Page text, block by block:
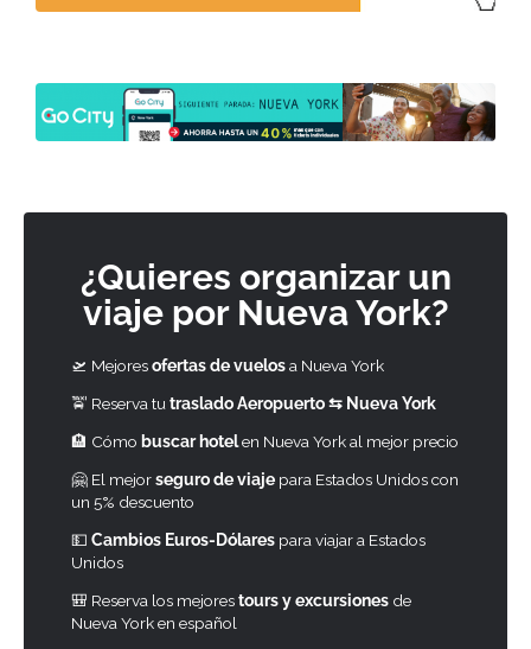
¿Quieres organizar un
viaje por Nueva York?
🛫 Mejoresofertas de vuelosa Nueva York
🚖 Reserva tu traslado Aeropuerto ⇆ Nueva York
🏨 Cómo buscar hotelen Nueva York al mejor precio
🤗 El mejorseguro de viaje para Estados Unidos con
un 5% descuento
💵 Cambios Euros-Dólares para viajar a Estados
Unidos
🎒 Reserva los mejorestours y excursiones de
Nueva York en español